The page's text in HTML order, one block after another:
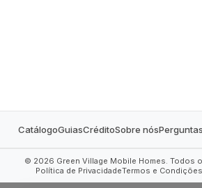
CatálogoGuiasCréditoSobre nós
© 2026 Green Village Mobile Homes. Todos
Política de PrivacidadeTermos e Condições